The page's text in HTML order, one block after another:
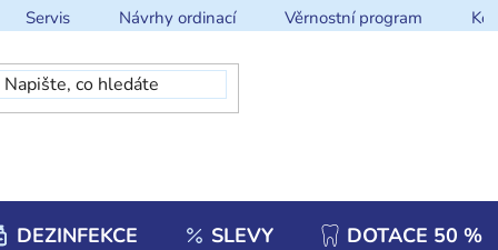
Servis Návrhy ordinací Věrnostní program
DEZINFEKCE SLEVY DOTACE 50 %